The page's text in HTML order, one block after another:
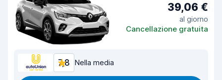
39,06 €
al giorno
Cancellazione gratuita
7,8 Nella media